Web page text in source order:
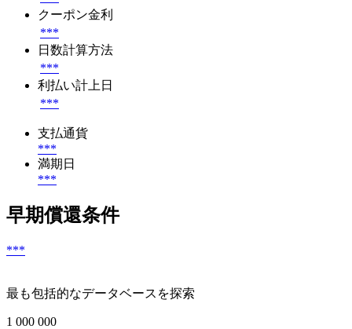
クーポン金利
***
日数計算方法
***
利払い計上日
***
支払通貨
***
満期日
***
早期償還条件
***
最も包括的なデータベースを探索
1 000 000